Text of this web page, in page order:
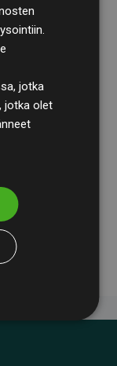
läpi
–
jotka
jotka olet